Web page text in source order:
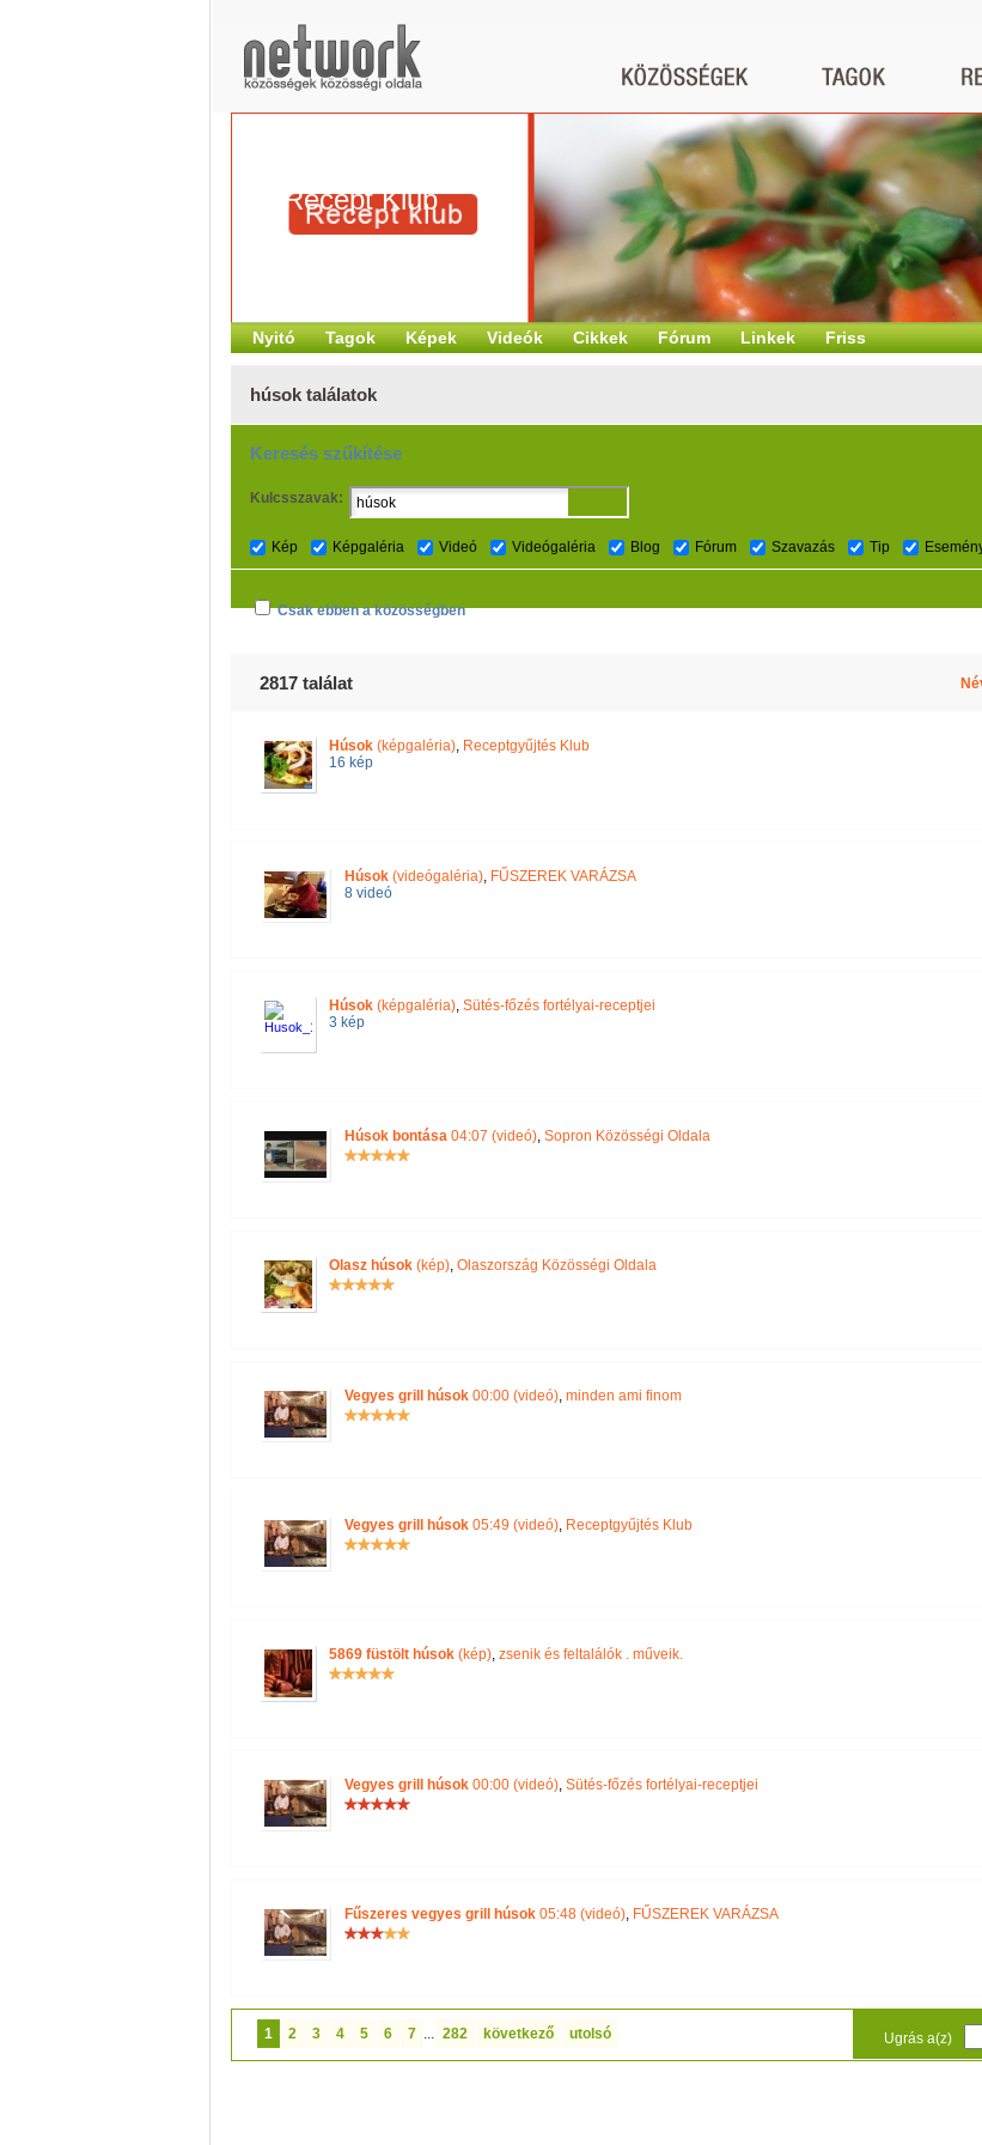
Recept Klub
Nyitó Tagok Képek Videók Cikkek Fórum Linkek Friss
húsok találatok
Keresés szűkítése
Kulcsszavak:
Kép Képgaléria Videó Videógaléria Blog Fórum Szavazás Tip
Csak ebben a közösségben
2817 találat
Húsok (képgaléria), Receptgyűjtés Klub
16 kép
Húsok (videógaléria), FŰSZEREK VARÁZSA
8 videó
Húsok (képgaléria), Sütés-főzés fortélyai-receptjei
3 kép
Húsok bontása 04:07 (videó), Sopron Közösségi Oldala
Olasz húsok (kép), Olaszország Közösségi Oldala
Vegyes grill húsok 00:00 (videó), minden ami finom
Vegyes grill húsok 05:49 (videó), Receptgyűjtés Klub
5869 füstölt húsok (kép), zsenik és feltalálók . műveik.
Vegyes grill húsok 00:00 (videó), Sütés-főzés fortélyai-receptjei
Fűszeres vegyes grill húsok 05:48 (videó), FŰSZEREK VARÁZSA
Ugrás a(z)
1 2 3 4 5 6 7 ... 282 következő utolsó